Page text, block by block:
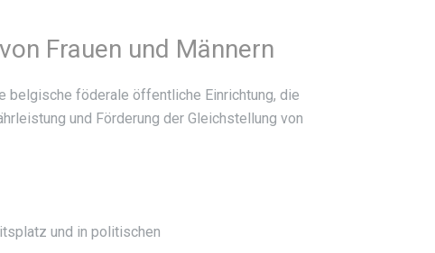
Frauen und Männern
belgische föderale öffentliche Einrichtung, die
und Förderung der Gleichstellung von
und in politischen